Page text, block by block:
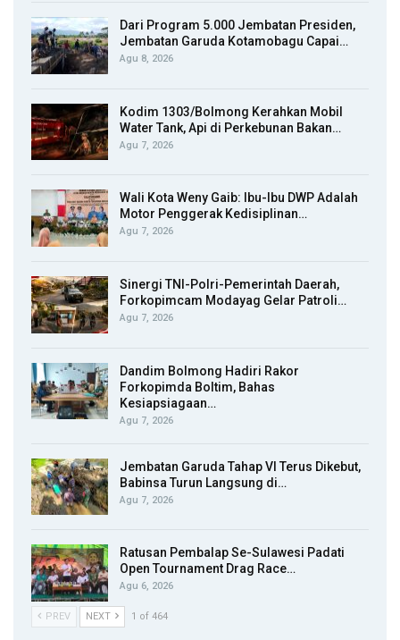
Dari Program 5.000 Jembatan Presiden,
Jembatan Garuda Kotamobagu Capai…
Agu 8, 2026
Kodim 1303/Bolmong Kerahkan Mobil
Water Tank, Api di Perkebunan Bakan…
Agu 7, 2026
Wali Kota Weny Gaib: Ibu-Ibu DWP Adalah
Motor Penggerak Kedisiplinan…
Agu 7, 2026
Sinergi TNI-Polri-Pemerintah Daerah,
Forkopimcam Modayag Gelar Patroli…
Agu 7, 2026
Dandim Bolmong Hadiri Rakor
Forkopimda Boltim, Bahas
Kesiapsiagaan…
Agu 7, 2026
Jembatan Garuda Tahap VI Terus Dikebut,
Babinsa Turun Langsung di…
Agu 7, 2026
Ratusan Pembalap Se-Sulawesi Padati
Open Tournament Drag Race…
Agu 6, 2026
PREV NEXT 1 of 464